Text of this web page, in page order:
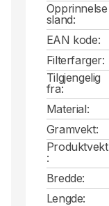
Opprinnelse
sland:
EAN kode:
Filterfarger:
Tilgjengelig
fra:
Material:
Gramvekt:
Produktvekt
:
Bredde:
Lengde: